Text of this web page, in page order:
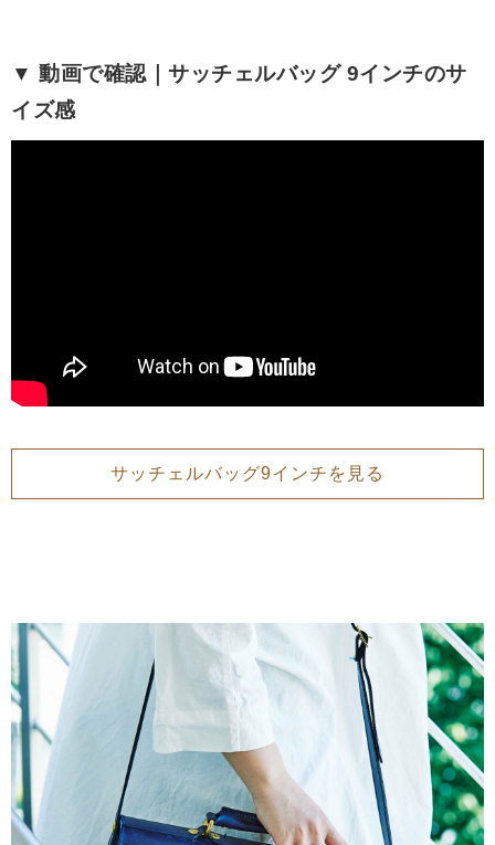
▼ 動画で確認｜サッチェルバッグ 9インチのサ
イズ感
サッチェルバッグ9インチを見る